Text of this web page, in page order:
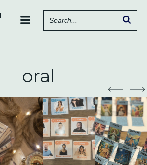
contenu
oral